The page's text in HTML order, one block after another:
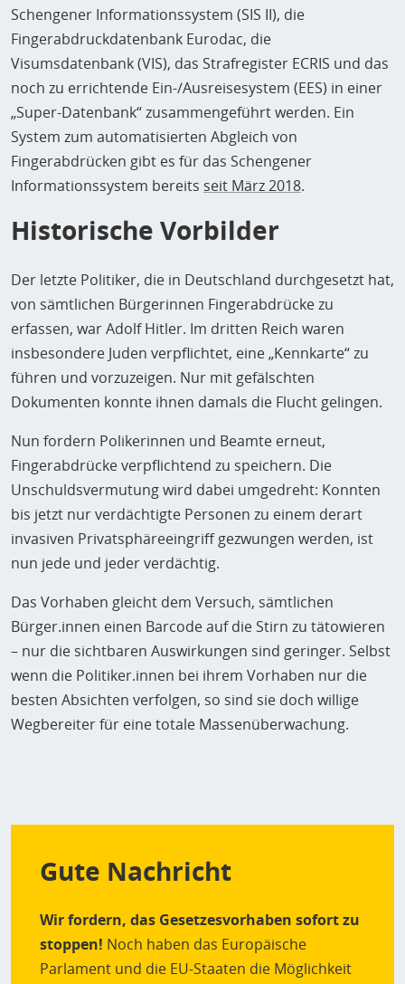
Schengener Informationssystem (SIS II), die
Fingerabdruckdatenbank Eurodac, die
Visumsdatenbank (VIS), das Strafregister ECRIS und das
noch zu errichtende Ein-/Ausreisesystem (EES) in einer
„Super-Datenbank“ zusammengeführt werden. Ein
System zum automatisierten Abgleich von
Fingerabdrücken gibt es für das Schengener
Informationssystem bereits seit März 2018.
Historische Vorbilder
Der letzte Politiker, die in Deutschland durchgesetzt hat,
von sämtlichen Bürgerinnen Fingerabdrücke zu
erfassen, war Adolf Hitler. Im dritten Reich waren
insbesondere Juden verpflichtet, eine „Kennkarte“ zu
führen und vorzuzeigen. Nur mit gefälschten
Dokumenten konnte ihnen damals die Flucht gelingen.
Nun fordern Polikerinnen und Beamte erneut,
Fingerabdrücke verpflichtend zu speichern. Die
Unschuldsvermutung wird dabei umgedreht: Konnten
bis jetzt nur verdächtigte Personen zu einem derart
invasiven Privatsphäreeingriff gezwungen werden, ist
nun jede und jeder verdächtig.
Das Vorhaben gleicht dem Versuch, sämtlichen
Bürger.innen einen Barcode auf die Stirn zu tätowieren
– nur die sichtbaren Auswirkungen sind geringer. Selbst
wenn die Politiker.innen bei ihrem Vorhaben nur die
besten Absichten verfolgen, so sind sie doch willige
Wegbereiter für eine totale Massenüberwachung.
Gute Nachricht
Wir fordern, das Gesetzesvorhaben sofort zu
stoppen! Noch haben das Europäische
Parlament und die EU-Staaten die Möglichkeit